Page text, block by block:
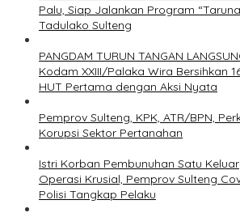
Palu, Siap Jalankan Program
Tadulako Sulteng
PANGDAM TURUN TANGAN
Kodam XXIII/Palaka Wira Bersihkan
HUT Pertama dengan Aksi Nyata
Pemprov Sulteng, KPK, ATR/BPN,
Korupsi Sektor Pertanahan
Istri Korban Pembunuhan Satu
Operasi Krusial, Pemprov Sulteng
Polisi Tangkap Pelaku